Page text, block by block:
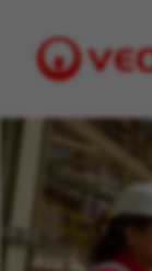
Visit